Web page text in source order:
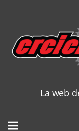
content
La web